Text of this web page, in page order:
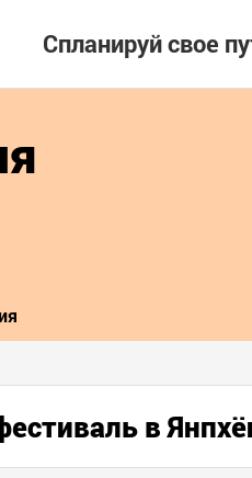
Спланируй свое
в